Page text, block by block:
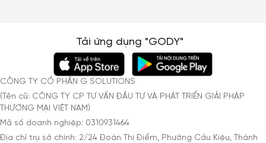
Tải ứng dụng "GODY"
CÔNG TY CỔ PHẦN G SOLUTIONS
(Tên cũ: CÔNG TY CP TƯ VẤN ĐẦU TƯ VÀ PHÁT TRIỂN GIẢI PHÁP
THƯƠNG MẠI VIỆT NAM)
Mã số doanh nghiệp: 0310931464
Địa chỉ trụ sở chính: 2/24 Đoàn Thị Điểm, Phường Cầu Kiệu, Thành